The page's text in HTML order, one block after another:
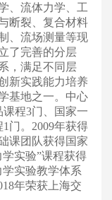
、流体力学、工
断裂、复合材料
、流场测量等现
了完善的分层
，满足不同层
新实践能力培养
基地之一。中心
程3门、国家一
门。2009年获得
课团队获得国家
实验”课程获得
学实验教学体系
年荣获上海交